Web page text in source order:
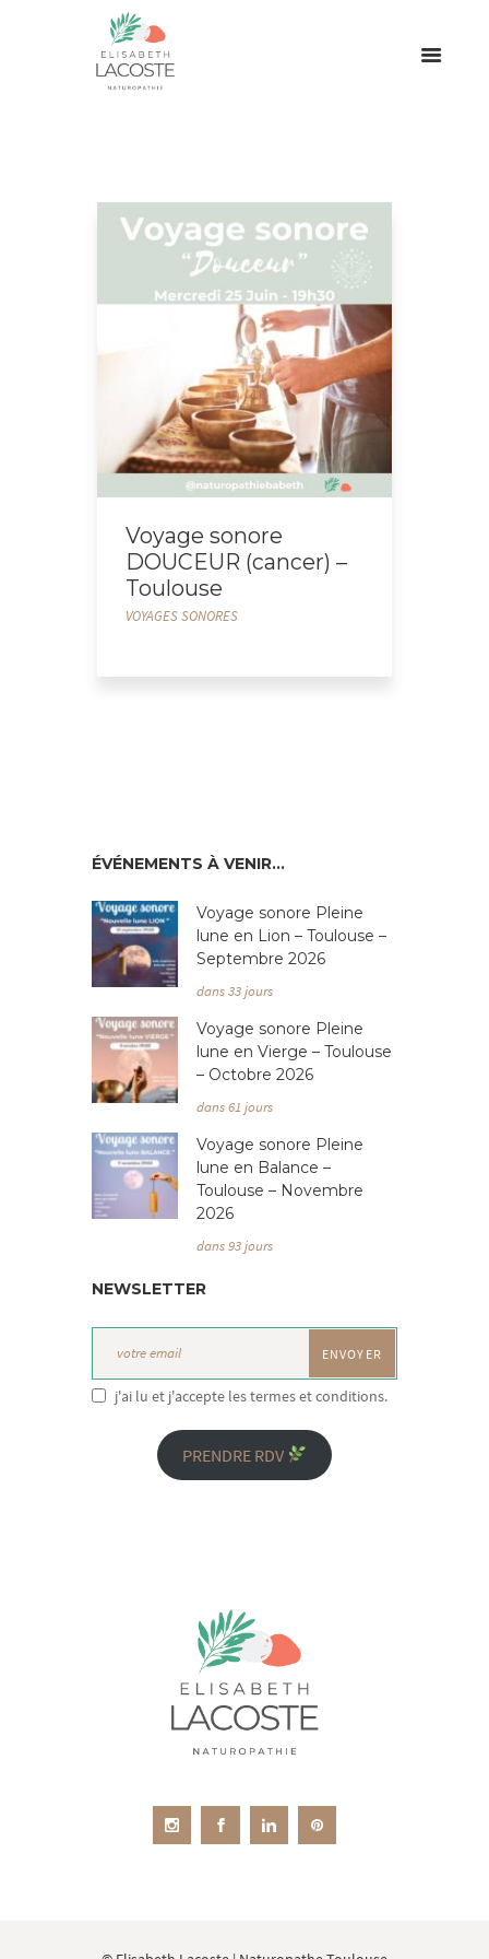
Voyage sonore
DOUCEUR (cancer) –
Toulouse
VOYAGES SONORES
ÉVÉNEMENTS À VENIR…
Voyage sonore Pleine
lune en Lion – Toulouse –
Septembre 2026
dans 33 jours
Voyage sonore Pleine
lune en Vierge – Toulouse
– Octobre 2026
dans 61 jours
Voyage sonore Pleine
lune en Balance –
Toulouse – Novembre
2026
dans 93 jours
NEWSLETTER
j'ai lu et j'accepte les termes et conditions.
PRENDRE RDV